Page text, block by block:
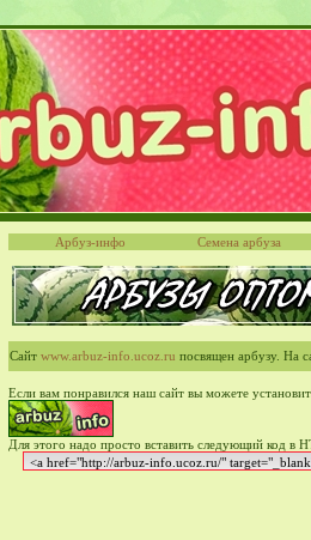
Арбуз-инфо Семена арбуза
Сайт www.arbuz-info.ucoz.ru посвящен арбузу. На
Если вам понравился наш сайт вы можете
Для этого надо просто вставить следующий код в